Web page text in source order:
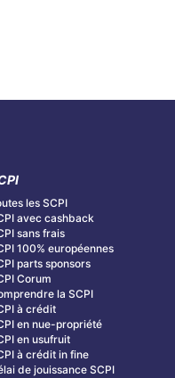
les SCPI
avec cashback
sans frais
100% européennes
parts sponsors
Corum
la SCPI
à crédit
en nue-propriété
en usufruit
à crédit in fine
de jouissance SCPI